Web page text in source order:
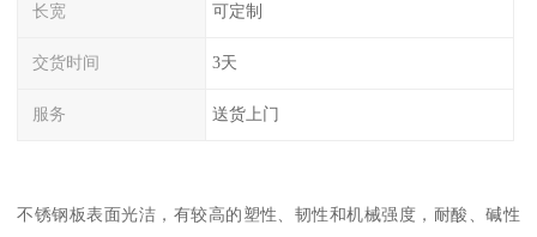
长宽 可定制
交货时间 3天
服务 送货上门
不锈钢板表面光洁，有较高的塑性、韧性和机械强度，耐酸、碱性